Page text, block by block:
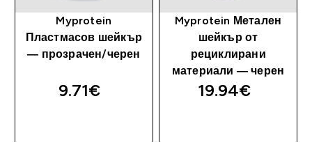
Myprotein
Пластмасов шейкър
— прозрачен/черен
9.71€‎
Myprotein Метален
шейкър от
рециклирани
материали — черен
19.94€‎